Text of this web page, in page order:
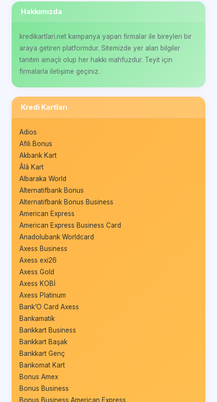
Hakkımızda
kredikartlari.net kampanya yapan firmalar ile bireyleri bir
araya getiren platformdur. Sitemizde yer alan bilgiler
tanıtım amaçlı olup her hakkı mahfuzdur. Teyit için
firmalarla iletişime geçiniz.
Kredi Kartları
Adios
Afili Bonus
Akbank Kart
Âlâ Kart
Albaraka World
Alternatifbank Bonus
Alternatifbank Bonus Business
American Express
American Express Business Card
Anadolubank Worldcard
Axess Business
Axess exi26
Axess Gold
Axess KOBİ
Axess Platinum
Bank’O Card Axess
Bankamatik
Bankkart Business
Bankkart Başak
Bankkart Genç
Bankomat Kart
Bonus Amex
Bonus Business
Bonus Business American Express